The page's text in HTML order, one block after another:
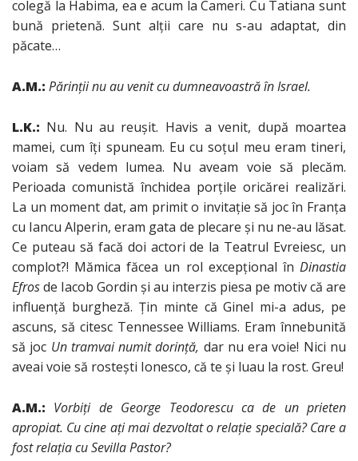
colegă la Habima, ea e acum la Cameri. Cu Tatiana sunt
bună prietenă. Sunt alţii care nu s-au adaptat, din
păcate…
A.M.: Părinţii nu au venit cu dumneavoastră în Israel.
L.K.: Nu. Nu au reuşit. Havis a venit, după moartea
mamei, cum îţi spuneam. Eu cu soţul meu eram tineri,
voiam să vedem lumea. Nu aveam voie să plecăm.
Perioada comunistă închidea porţile oricărei realizări.
La un moment dat, am primit o invitaţie să joc în Franţa
cu Iancu Alperin, eram gata de plecare şi nu ne-au lăsat.
Ce puteau să facă doi actori de la Teatrul Evreiesc, un
complot?! Mămica făcea un rol excepţional în Dinastia
Efrosde Iacob Gordin şi au interzis piesa pe motiv că are
influenţă burgheză. Ţin minte că Ginel mi-a adus, pe
ascuns, să citesc Tennessee Williams. Eram înnebunită
să joc Un tramvai numit dorinţă, dar nu era voie! Nici nu
aveai voie să rosteşti Ionesco, că te şi luau la rost. Greu!
A.M.: Vorbiţi de George Teodorescu ca de un prieten
apropiat. Cu cine aţi mai dezvoltat o relaţie specială? Care a
fost relaţia cu Sevilla Pastor?